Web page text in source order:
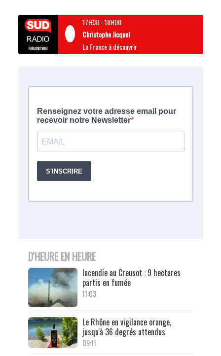
17H00-18H00
Christophe Jicquel
La France à découvrir
D'HEURE EN HEURE
Incendie au Creusot : 9 hectares
partis en fumée
11:03
Le Rhône en vigilance orange,
jusqu'à 36 degrés attendus
09:11